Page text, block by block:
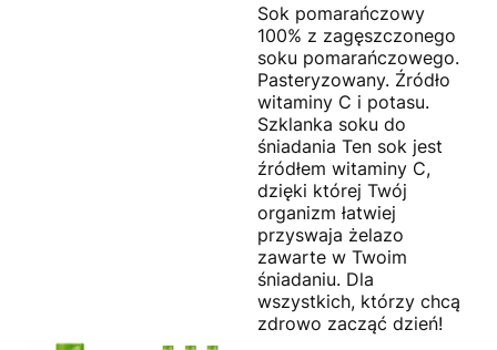
Sok pomarańczowy
100% z zagęszczonego
soku pomarańczowego.
Pasteryzowany. Źródło
witaminy C i potasu.
Szklanka soku do
śniadania Ten sok jest
źródłem witaminy C,
dzięki której Twój
organizm łatwiej
przyswaja żelazo
zawarte w Twoim
śniadaniu. Dla
wszystkich, którzy chcą
zdrowo zacząć dzień!